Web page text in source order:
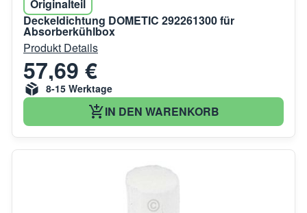
Originalteil
Deckeldichtung DOMETIC 292261300 für
Absorberkühlbox
Produkt Details
57,69 €
8-15 Werktage
IN DEN WARENKORB